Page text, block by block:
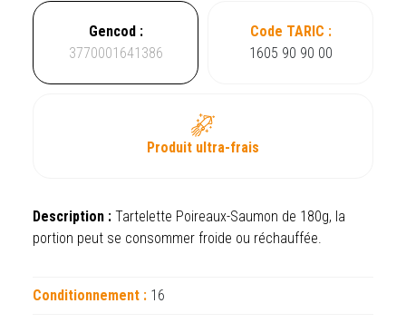
Gencod :
3770001641386
Code TARIC :
1605 90 90 00
Produit ultra-frais
Description : Tartelette Poireaux-Saumon de 180g, la
portion peut se consommer froide ou réchauffée.
Conditionnement : 16